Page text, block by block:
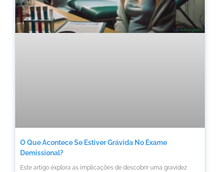
O Que Acontece Se Estiver Grávida No Exame
Demissional?
Este artigo explora as implicações de descobrir uma gravidez